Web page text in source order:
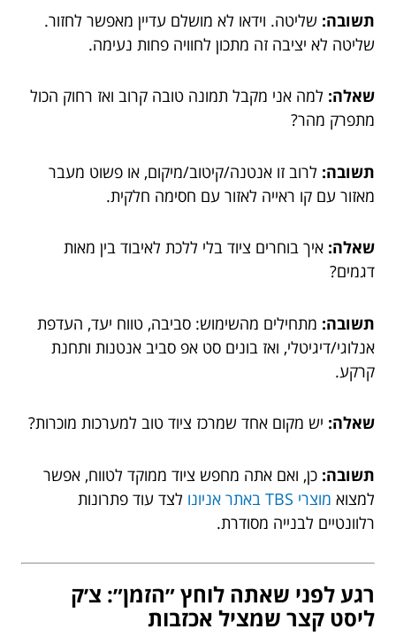
תשובה: שליטה. וידאו לא מושלם עדיין מאפשר לחזור.
שליטה לא יציבה זה מתכון לחוויה פחות נעימה.
שאלה: למה אני מקבל תמונה טובה קרוב ואז רחוק הכול
מתפרק מהר?
תשובה: לרוב זו אנטנה/קיטוב/מיקום, או פשוט מעבר
מאזור עם קו ראייה לאזור עם חסימה חלקית.
שאלה: איך בוחרים ציוד בלי ללכת לאיבוד בין מאות
דגמים?
תשובה: מתחילים מהשימוש: סביבה, טווח יעד, העדפת
אנלוגי/דיגיטלי, ואז בונים סט אפ סביב אנטנות ותחנת
קרקע.
שאלה: יש מקום אחד שמרכז ציוד טוב למערכות מוכרות?
תשובה: כן, ואם אתה מחפש ציוד ממוקד לטווח, אפשר
למצוא מוצרי TBS באתר אניונו
לצד עוד פתרונות
רלוונטיים לבנייה מסודרת.
רגע לפני שאתה לוחץ ״הזמן״: צ׳ק
ליסט קצר שמציל אכזבות